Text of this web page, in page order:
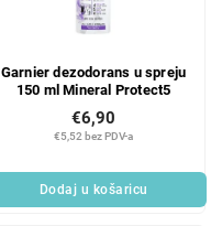
Garnier dezodorans u spreju
150 ml Mineral Protect5
€5,52 bez PDV-a
€6,90
Dodaj u košaricu